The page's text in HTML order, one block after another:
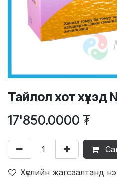
Тайлол хот хүүхэд
17'850.0000 ₮
Хүслийн жагсаалтанд